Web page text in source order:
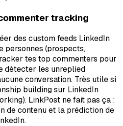
tracking
des custom feeds LinkedIn
personnes (prospects,
tes top commenters pour
détecter les unreplied
conversation. Très utile si
building sur LinkedIn
LinkPost ne fait pas ça :
de contenu et la prédiction de